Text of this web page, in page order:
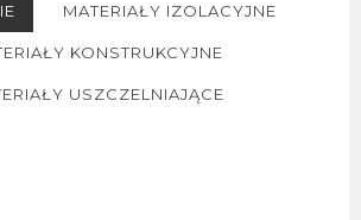
MATERIAŁY IZOLACYJNE
KONSTRUKCYJNE
USZCZELNIAJĄCE